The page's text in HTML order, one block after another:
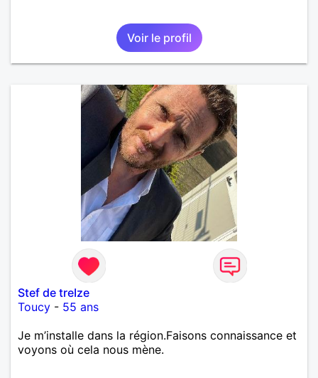
Voir le profil
Stef de treIze
Toucy - 55 ans
Je m’installe dans la région.Faisons connaissance et
voyons où cela nous mène.